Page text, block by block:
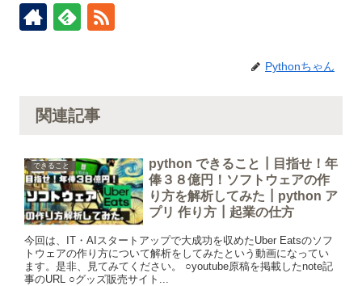
Pythonちゃん
関連記事
できること
python できること┃目指せ！年
俸３８億円！ソフトウェアの作
り方を解析してみた┃python ア
プリ 作り方┃起業の仕方
今回は、IT・AIスタートアップで大成功を収めたUber Eatsのソフ
トウェアの作り方について解析をしてみたという動画になってい
ます。是非、見てみてください。 ○youtube原稿を掲載したnote記
事のURL ○グッズ販売サイト...